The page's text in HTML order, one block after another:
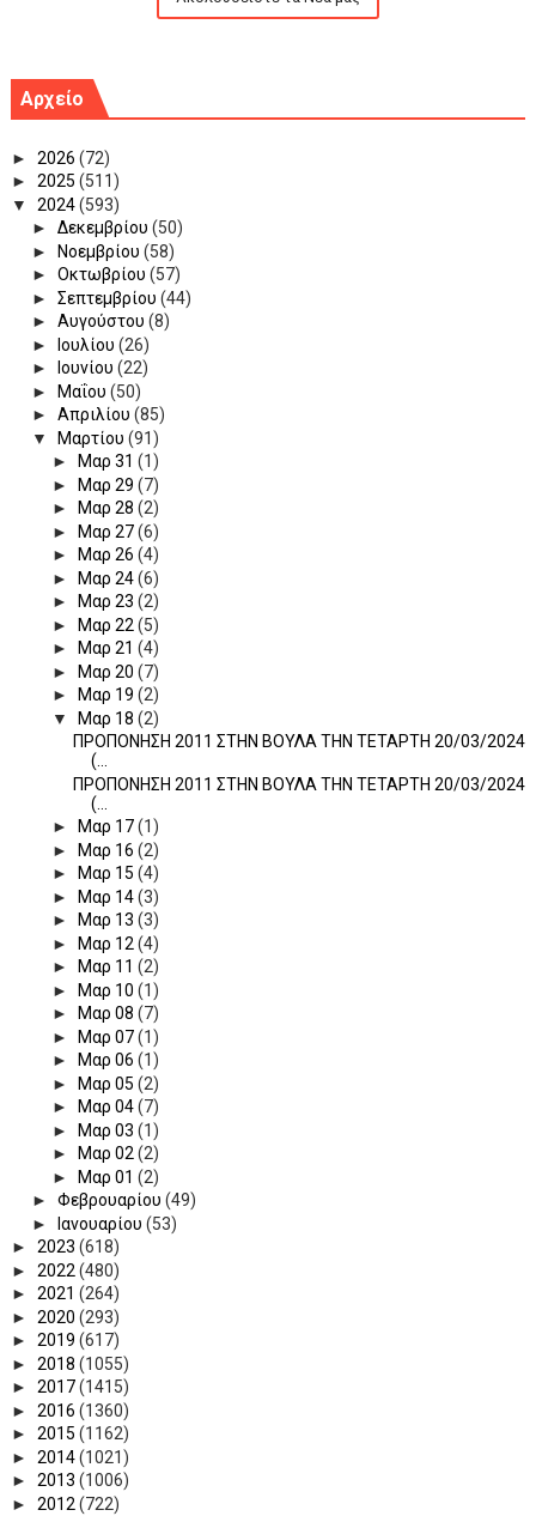
Αρχείο
► 2026 (72)
► 2025 (511)
▼ 2024(593)
► Δεκεμβρίου (50)
►
Νοεμβρίου (58)
► Οκτωβρίου (57)
► Σεπτεμβρίου (44)
► Αυγούστου (8)
►
Ιουλίου (26)
►
Ιουνίου (22)
►
Μαΐου (50)
► Απριλίου (85)
▼
Μαρτίου (91)
►
Μαρ 31 (1)
►
Μαρ 29 (7)
►
Μαρ 28 (2)
►
Μαρ 27(6)
►
Μαρ 26 (4)
►
Μαρ 24(6)
►
Μαρ 23 (2)
►
Μαρ 22 (5)
►
Μαρ 21 (4)
►
Μαρ 20 (7)
►
Μαρ 19 (2)
▼
Μαρ 18 (2)
ΠΡΟΠΟΝΗΣΗ 2011 ΣΤΗΝ ΒΟΥΛΑ ΤΗΝ ΤΕΤΑΡΤΗ 20/03/2024
(...
ΠΡΟΠΟΝΗΣΗ 2011 ΣΤΗΝ ΒΟΥΛΑ ΤΗΝ ΤΕΤΑΡΤΗ 20/03/2024
(...
►
Μαρ 17(1)
►
Μαρ 16 (2)
►
Μαρ 15 (4)
►
Μαρ 14(3)
►
Μαρ 13 (3)
►
Μαρ 12 (4)
►
Μαρ 11 (2)
►
Μαρ 10 (1)
►
Μαρ 08 (7)
►
Μαρ 07(1)
►
Μαρ 06 (1)
►
Μαρ 05 (2)
►
Μαρ 04(7)
►
Μαρ 03 (1)
►
Μαρ 02(2)
►
Μαρ 01 (2)
► Φεβρουαρίου (49)
►
Ιανουαρίου (53)
► 2023 (618)
► 2022 (480)
► 2021 (264)
► 2020 (293)
► 2019 (617)
► 2018 (1055)
► 2017(1415)
► 2016 (1360)
► 2015 (1162)
► 2014(1021)
► 2013 (1006)
► 2012 (722)